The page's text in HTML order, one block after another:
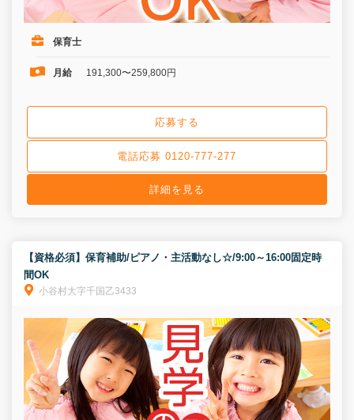
保育士
月給 191,300〜259,800円
応募する
電話応募 0120-777-277
詳細を見る
【資格必須】保育補助/ピアノ・主活動なし☆/9:00～16:00固定時
間OK
小谷村大字千国乙3433